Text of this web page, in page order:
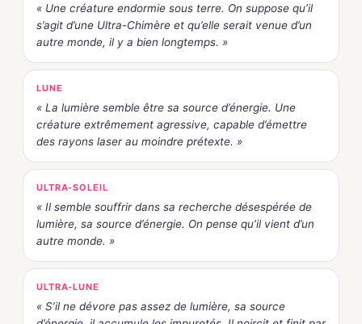
« Une créature endormie sous terre. On suppose qu’il
s’agit d’une Ultra-Chimère et qu’elle serait venue d’un
autre monde, il y a bien longtemps. »
LUNE
« La lumière semble être sa source d’énergie. Une
créature extrêmement agressive, capable d’émettre
des rayons laser au moindre prétexte. »
ULTRA-SOLEIL
« Il semble souffrir dans sa recherche désespérée de
lumière, sa source d’énergie. On pense qu’il vient d’un
autre monde. »
ULTRA-LUNE
« S’il ne dévore pas assez de lumière, sa source